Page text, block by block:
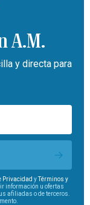
A.M.
y directa para
Privacidad yTérminos y
información u ofertas
afiliadas o de terceros.